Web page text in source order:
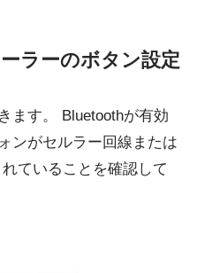
ラーのボタン設定
ます。 Bluetoothが有効
ンがセルラー回線または
ていることを確認して